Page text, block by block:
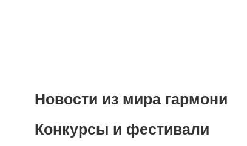
Новости из мира гармони
Конкурсы и фестивали